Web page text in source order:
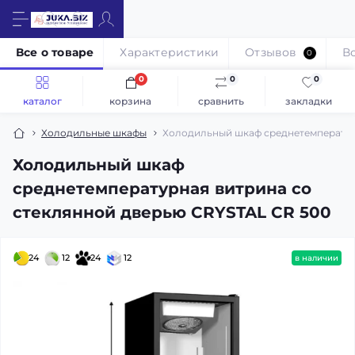
каталог сравнить
0
закладки
0
корзина
0
Холодильные шкафы Холодильный шкаф
Холодильный шкаф
среднетемпературная витрина со
стеклянной дверью CRYSTAL CR 500
Все о товаре Характеристики Отзывов 0
24 12 24 12 в наличии